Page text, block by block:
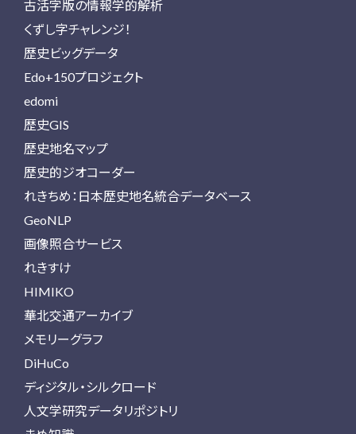
古活字版の情報学的解析
くずし字チャレンジ！
歴史ビッグデータ
Edo+150プロジェクト
edomi
歴史GIS
歴史地名マップ
歴史的ジオコーダー
れきちめ：日本歴史地名統合データベース
GeoNLP
画像照合サービス
れきすけ
HIMIKO
華北交通アーカイブ
メモリーグラフ
DiHuCo
ディジタル・シルクロード
人文学研究データリポジトリ